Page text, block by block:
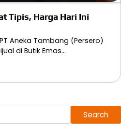
Tipis, Harga Hari Ini
Aneka Tambang (Persero)
di Butik Emas…
Search